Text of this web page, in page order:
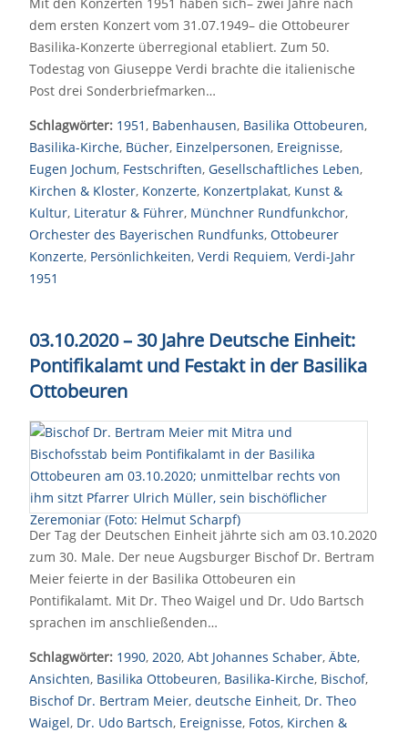
dem ersten Konzert vom 31.07.1949– die Ottobeurer
Basilika-Konzerte überregional etabliert. Zum 50.
Todestag von Giuseppe Verdi brachte die italienische
Post drei Sonderbriefmarken…
Schlagwörter: 1951, Babenhausen, Basilika Ottobeuren,
Basilika-Kirche, Bücher, Einzelpersonen, Ereignisse,
Eugen Jochum, Festschriften, Gesellschaftliches Leben,
Kirchen & Kloster, Konzerte, Konzertplakat, Kunst &
Kultur, Literatur & Führer, Münchner Rundfunkchor,
Orchester des Bayerischen Rundfunks, Ottobeurer
Konzerte, Persönlichkeiten, Verdi Requiem, Verdi-Jahr
1951
03.10.2020 – 30 Jahre Deutsche Einheit:
Pontifikalamt und Festakt in der Basilika
Ottobeuren
Der Tag der Deutschen Einheit jährte sich am 03.10.2020
zum 30. Male. Der neue Augsburger Bischof Dr. Bertram
Meier feierte in der Basilika Ottobeuren ein
Pontifikalamt. Mit Dr. Theo Waigel und Dr. Udo Bartsch
sprachen im anschließenden…
Schlagwörter: 1990, 2020, Abt Johannes Schaber, Äbte,
Ansichten, Basilika Ottobeuren, Basilika-Kirche, Bischof,
Bischof Dr. Bertram Meier, deutsche Einheit, Dr. Theo
Waigel, Dr. Udo Bartsch, Ereignisse, Fotos, Kirchen &